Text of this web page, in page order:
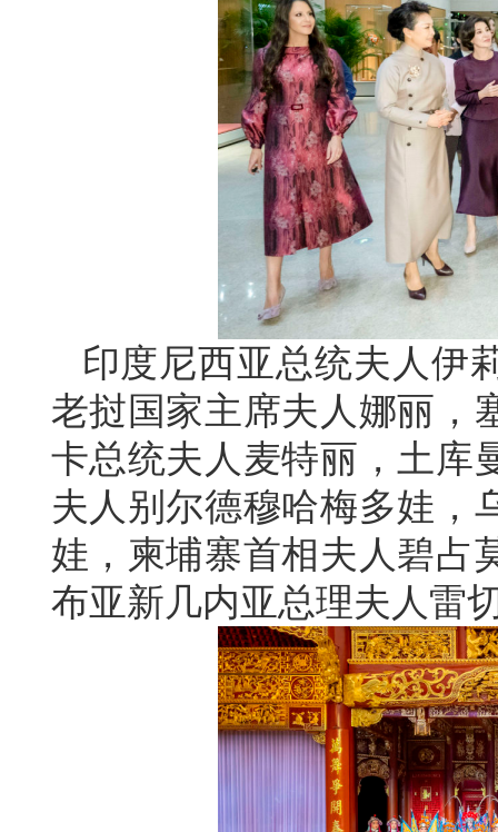
印度尼西亚总统夫人伊
老挝国家主席夫人娜丽，
卡总统夫人麦特丽，土库
夫人别尔德穆哈梅多娃，
娃，柬埔寨首相夫人碧占
布亚新几内亚总理夫人雷